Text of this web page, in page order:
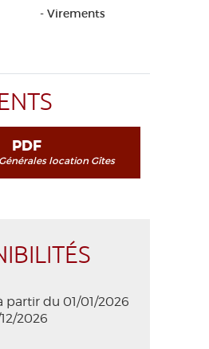
- Virements
PDF
location Gîtes
partir du 01/01/2026
2026